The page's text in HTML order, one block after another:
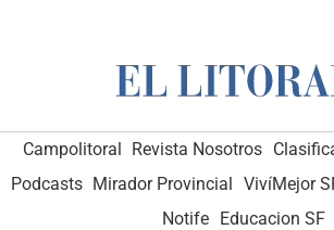
Campolitoral Revista Nosotros
Podcasts Mirador Provincial VivíMejor
Notife Educacion SF